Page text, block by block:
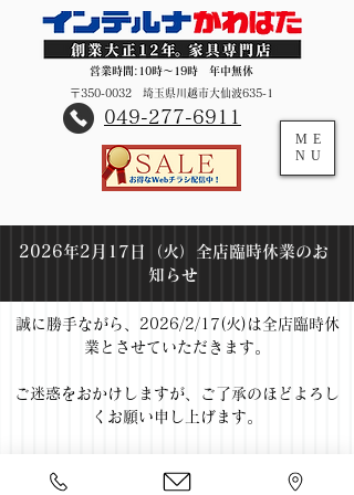
営業時間:10時～19時 年中無休
〒350-0032 埼玉県川越市大仙波635-1
​049-277-6911
ME
NU
2026年2月17日（火）全店臨時休業のお
知らせ
誠に勝手ながら、2026/2/17(火)は全店臨時休
業とさせていただきます。
ご迷惑をおかけしますが、ご了承のほどよろし
くお願い申し上げます。
< HOME < 過去のお知らせ